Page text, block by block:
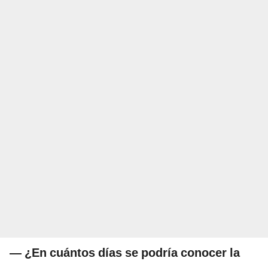
— ¿En cuántos días se podría conocer la